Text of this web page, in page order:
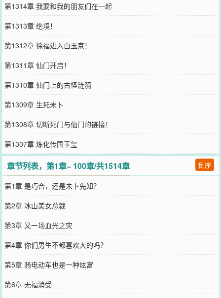
第1314章 我要和我的朋友们在一起
第1313章 绝境！
第1312章 徐福进入白玉京！
第1311章 仙门开启！
第1310章 仙门上的古怪涟漪
第1309章 生死未卜
第1308章 切断死门与仙门的链接！
第1307章 炼化传国玉玺
章节列表，第1章~ 100章/共1514章 倒序
第1章 是巧合，还是未卜先知？
第2章 冰山美女总裁
第3章 又一场血光之灾
第4章 你们男生不都喜欢大的吗？
第5章 骑电动车也是一种炫富
第6章 无福消受